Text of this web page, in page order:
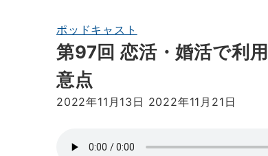
ポッドキャスト
第97回 恋活・婚活で利
意点
2022年11月13日 2022年11月21日